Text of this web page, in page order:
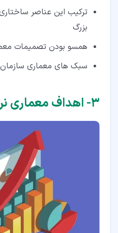
ترکیب این عناصر
بزرگ
همسو بودن تصمیمات
سبک های معماری سازمان
۳‏- اهداف معماری نرم افزار